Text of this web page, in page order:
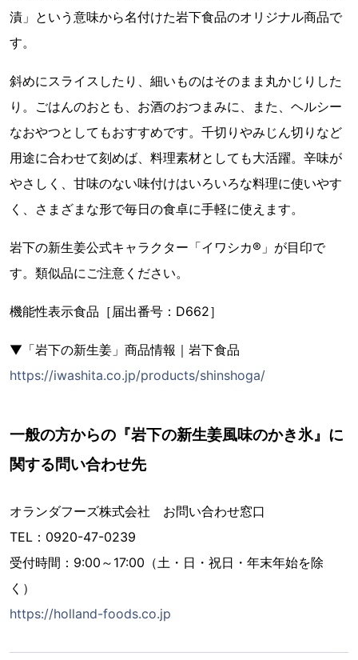
漬」という意味から名付けた岩下食品のオリジナル商品で
す。
斜めにスライスしたり、細いものはそのまま丸かじりした
り。ごはんのおとも、お酒のおつまみに、また、ヘルシー
なおやつとしてもおすすめです。千切りやみじん切りなど
用途に合わせて刻めば、料理素材としても大活躍。辛味が
やさしく、甘味のない味付けはいろいろな料理に使いやす
く、さまざまな形で毎日の食卓に手軽に使えます。
岩下の新生姜公式キャラクター「イワシカ®」が目印で
す。類似品にご注意ください。
機能性表示食品［届出番号：D662］
▼「岩下の新生姜」商品情報｜岩下食品
https://iwashita.co.jp/products/shinshoga/
一般の方からの『岩下の新生姜風味のかき氷』に
関する問い合わせ先
オランダフーズ株式会社 お問い合わせ窓口
TEL：0920-47-0239
受付時間：9:00～17:00（土・日・祝日・年末年始を除
く）
https://holland-foods.co.jp